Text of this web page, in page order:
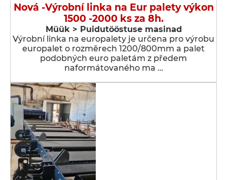
Nová -Výrobní linka na Eur palety výkon
1500 -2000 ks za 8h.
Müük > Puidutööstuse masinad
Výrobní linka na europalety je určena pro výrobu
europalet o rozměrech 1200/800mm a palet
podobných euro paletám z předem
naformátovaného ma …